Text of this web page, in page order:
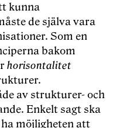
kunna
de själva vara
Som en
bakom
horisontalitet
av strukturer- och
Enkelt sagt ska
möjligheten att